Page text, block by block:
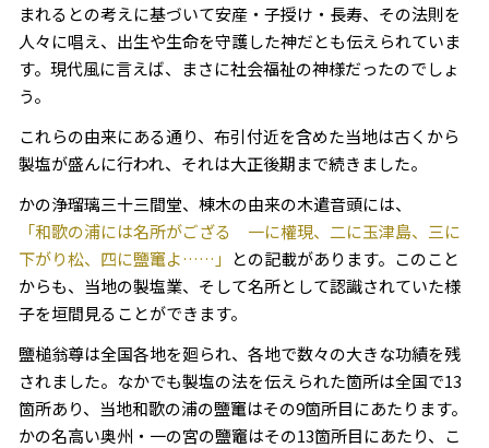
まれるとの考えに基づいて安産・子授け・長寿、その法則を
人々に唱え、出生や生命を守護した神だとも伝えられていま
す。現代風に言えば、まさに社会福祉の神様だったのでしょ
う。
これらの由来にある通り、布引付近を含めた当地は古くから
製塩が盛んに行われ、それは大正後期まで続きました。
かの浄瑠璃三十三間堂、棟木の由来の木遣音頭には、
「和歌の浦には名所がござる 一に權現、二に玉津島、三に
下がり松、四に鹽竃よ……」 との記載があります。このこと
からも、当地の製塩業、そして名所として認識されていた様
子を垣間見ることができます。
鹽槌翁尊は全国各地を廻られ、各地で数々の大きな功績を残
されました。なかでも製塩の法を伝えられた箇所は全国で13
箇所あり、当地和歌の浦の鹽竃はその9箇所目にあたります。
かの名高い奥州・一の宮の鹽竈はその13箇所目にあたり、こ